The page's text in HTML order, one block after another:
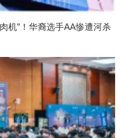
机”！华裔选手AA惨遭河杀